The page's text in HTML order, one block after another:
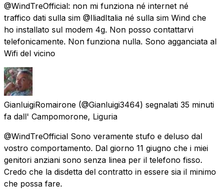
@WindTreOfficial: non mi funziona né internet né
traffico dati sulla sim @IliadItalia né sulla sim Wind che
ho installato sul modem 4g. Non posso contattarvi
telefonicamente. Non funziona nulla. Sono agganciata al
Wifi del vicino
GianluigiRomairone (@Gianluigi3464) segnalati 35 minuti
fa dall' Campomorone, Liguria
@WindTreOfficial Sono veramente stufo e deluso dal
vostro comportamento. Dal giorno 11 giugno che i miei
genitori anziani sono senza linea per il telefono fisso.
Credo che la disdetta del contratto in essere sia il minimo
che possa fare.